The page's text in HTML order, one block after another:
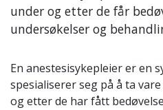
under og etter de får
undersøkelser og
En anestesisykepleier er en
spesialiserer seg på å ta
og etter de har fått